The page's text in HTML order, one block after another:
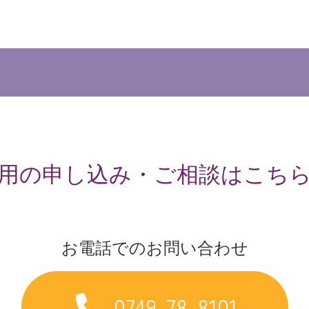
の申し込み・ご相談はこち
お電話でのお問い合わせ